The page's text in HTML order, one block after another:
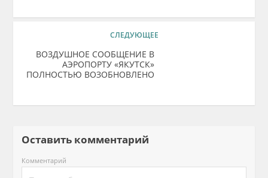
СЛЕДУЮЩЕЕ
ВОЗДУШНОЕ СООБЩЕНИЕ В
АЭРОПОРТУ «ЯКУТСК»
ПОЛНОСТЬЮ ВОЗОБНОВЛЕНО
Оставить комментарий
Комментарий